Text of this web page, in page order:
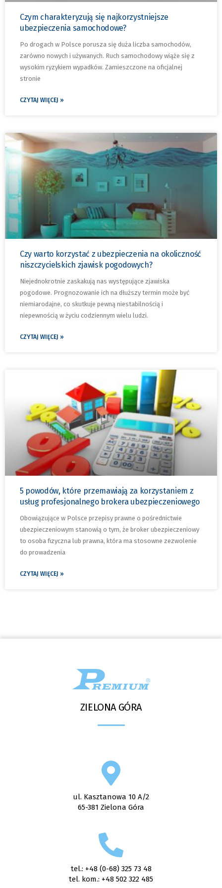
Czym charakteryzują się najkorzystniejsze
ubezpieczenia samochodowe?
Po drogach w Polsce porusza się duża liczba samochodów,
zarówno nowych i używanych. Ruch samochodowy wiąże się z
wysokim ryzykiem wypadków. Zamieszczone na oficjalnej
stronie
CZYTAJ WIĘCEJ »
Czy warto korzystać z ubezpieczenia na okoliczność
niszczycielskich zjawisk pogodowych?
Niejednokrotnie zaskakują nas występujące zjawiska
pogodowe. Prognozowanie ich na dłuższy termin może być
niemiarodajne, co skutkuje pewną niestabilnością i
niepewnością w życiu codziennym wielu ludzi.
CZYTAJ WIĘCEJ »
5 powodów, które przemawiają za korzystaniem z
usług profesjonalnego brokera ubezpieczeniowego
Obowiązujące w Polsce przepisy prawne o pośrednictwie
ubezpieczeniowym stanowią o tym, że broker ubezpieczeniowy
to osoba fizyczna lub prawna, która ma stosowne zezwolenie
do prowadzenia
CZYTAJ WIĘCEJ »
ZIELONA GÓRA
ul. Kasztanowa 10 A/2
65-381 Zielona Góra
tel.: +48 (0-68) 325 73 48
tel. kom.: +48 502 322 485